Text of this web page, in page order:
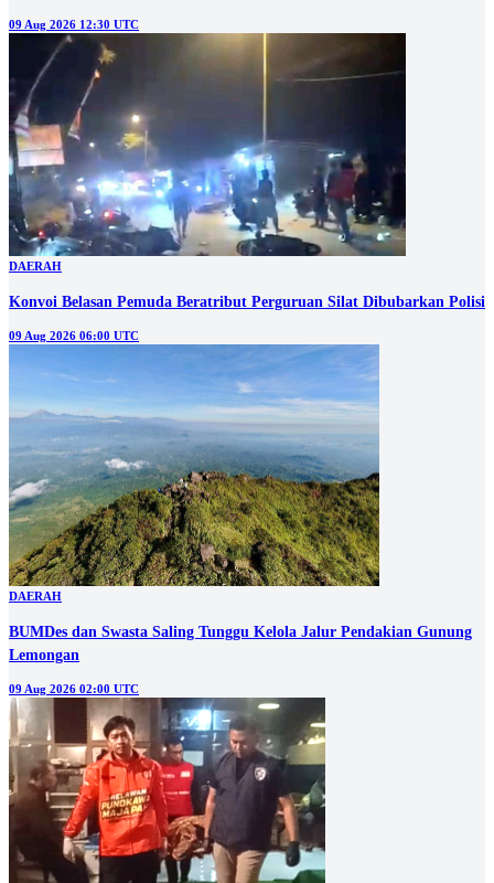
09 Aug 2026 12:30 UTC
DAERAH
Konvoi Belasan Pemuda Beratribut Perguruan Silat Dibubarkan Polisi
09 Aug 2026 06:00 UTC
DAERAH
BUMDes dan Swasta Saling Tunggu Kelola Jalur Pendakian Gunung
Lemongan
09 Aug 2026 02:00 UTC